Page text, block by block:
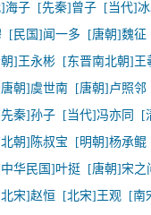
海子 [先秦]曾子
[当代]
[民国]闻一多
[唐朝]魏征
]王永彬
[东晋南北朝]王
朝]虞世南
[唐朝]卢照邻
秦]孙子 [当代]冯亦同
[
朝]陈叔宝
[明朝]杨承鲲
华民国]叶挺
[唐朝]宋之
宋]赵恒 [北宋]王观
[南